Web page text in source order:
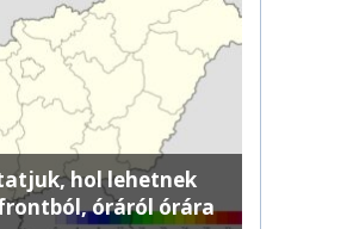
hol lehetnek
óráról órára